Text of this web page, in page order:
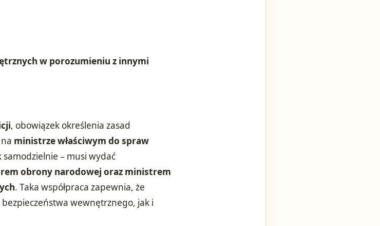
w porozumieniu z innymi
, obowiązek określenia zasad
ministrze właściwym do spraw
samodzielnie – musi wydać
obrony narodowej oraz ministrem
. Taka współpraca zapewnia, że
wewnętrznego, jak i